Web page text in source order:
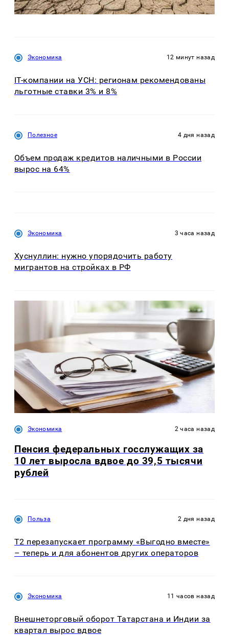
Экономика 12 минут назад
IT-компании на УСН: регионам рекомендованы
льготные ставки 3% и 8%
Полезное 4 дня назад
Объем продаж кредитов наличными в России
вырос на 64%
Экономика 3 часа назад
Хуснуллин: нужно упорядочить работу
мигрантов на стройках в РФ
Экономика 2 часа назад
Пенсия федеральных госслужащих за
10 лет выросла вдвое до 39,5 тысячи
рублей
Польза 2 дня назад
Т2 перезапускает программу «Выгодно вместе»
– теперь и для абонентов других операторов
Экономика 11 часов назад
Внешнеторговый оборот Татарстана и Индии за
квартал вырос вдвое